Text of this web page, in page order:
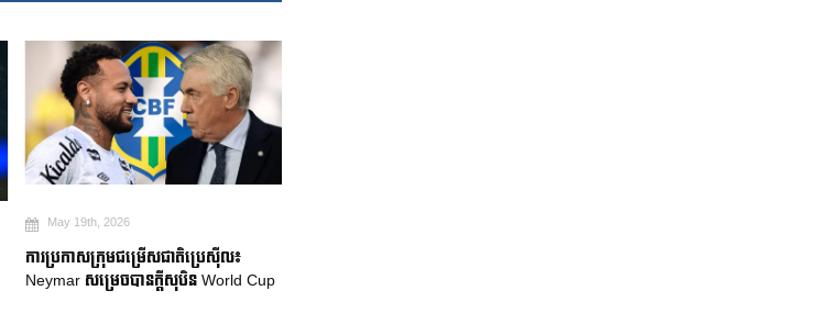
May 19th, 2026
ការប្រកាសក្រុមជម្រើសជាតិប្រេស៊ីល៖
Neymar សម្រេចបានក្តីសុបិន World Cup